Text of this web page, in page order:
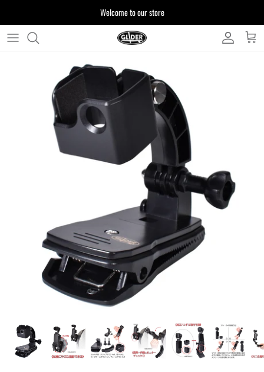
ッ
Welcome to our store
よくある質問
お客様からいただいたご質問をまとめており
ます
注文について 製品について